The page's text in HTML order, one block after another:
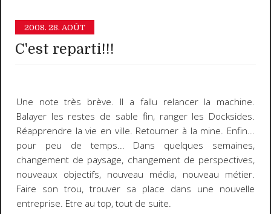
2008. 28. AOÛT
C'est reparti!!!
Une note très brève. Il a fallu relancer la machine.
Balayer les restes de sable fin, ranger les Docksides.
Réapprendre la vie en ville. Retourner à la mine. Enfin...
pour peu de temps... Dans quelques semaines,
changement de paysage, changement de perspectives,
nouveaux objectifs, nouveau média, nouveau métier.
Faire son trou, trouver sa place dans une nouvelle
entreprise. Etre au top, tout de suite.